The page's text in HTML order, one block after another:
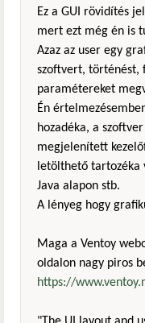
Ez a GUI rövidítés
mert ezt még én is
Azaz az user egy
szoftvert, történést,
paramétereket
Én
hozadéka, a
megjelenített
letölthető
Java alapon stb.
A lényeg hogy
Maga a Ventoy
oldalon nagy piros
https://